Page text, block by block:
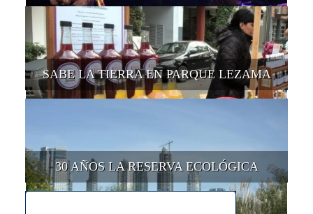
SABE LA TIERRA EN PARQUE LEZAMA
30 AÑOS LA RESERVA ECOLÓGICA